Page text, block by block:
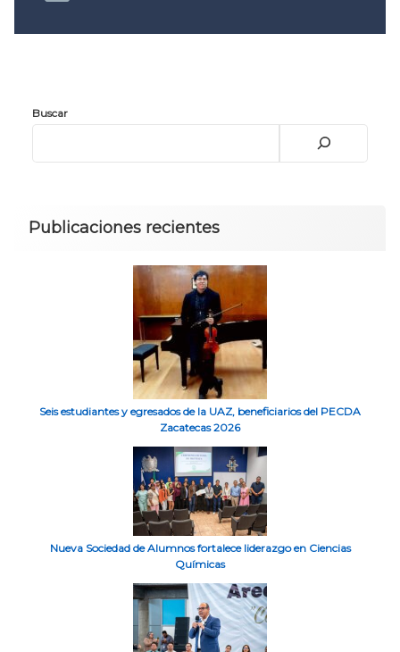
Buscar
Publicaciones recientes
Seis estudiantes y egresados de la UAZ, beneficiarios del PECDA
Zacatecas 2026
Nueva Sociedad de Alumnos fortalece liderazgo en Ciencias
Químicas